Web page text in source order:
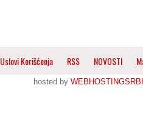
Uslovi Korišćenja RSS NOVOSTI
hosted by